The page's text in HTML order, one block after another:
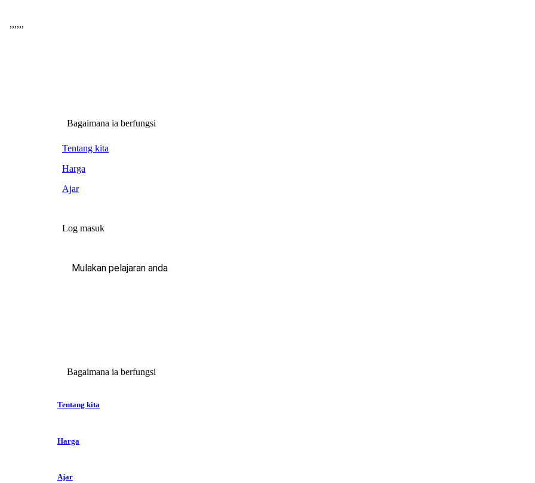
,,,,,,
Bagaimana ia berfungsi
Tentang kita
Harga
Ajar
Log masuk
Mulakan pelajaran anda
Bagaimana ia berfungsi
Tentang kita
Harga
Ajar